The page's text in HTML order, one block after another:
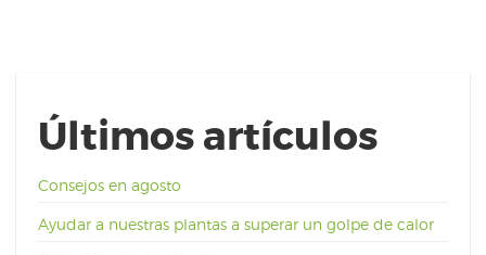
Últimos artículos
Consejos en agosto
Ayudar a nuestras plantas a superar un golpe de calor